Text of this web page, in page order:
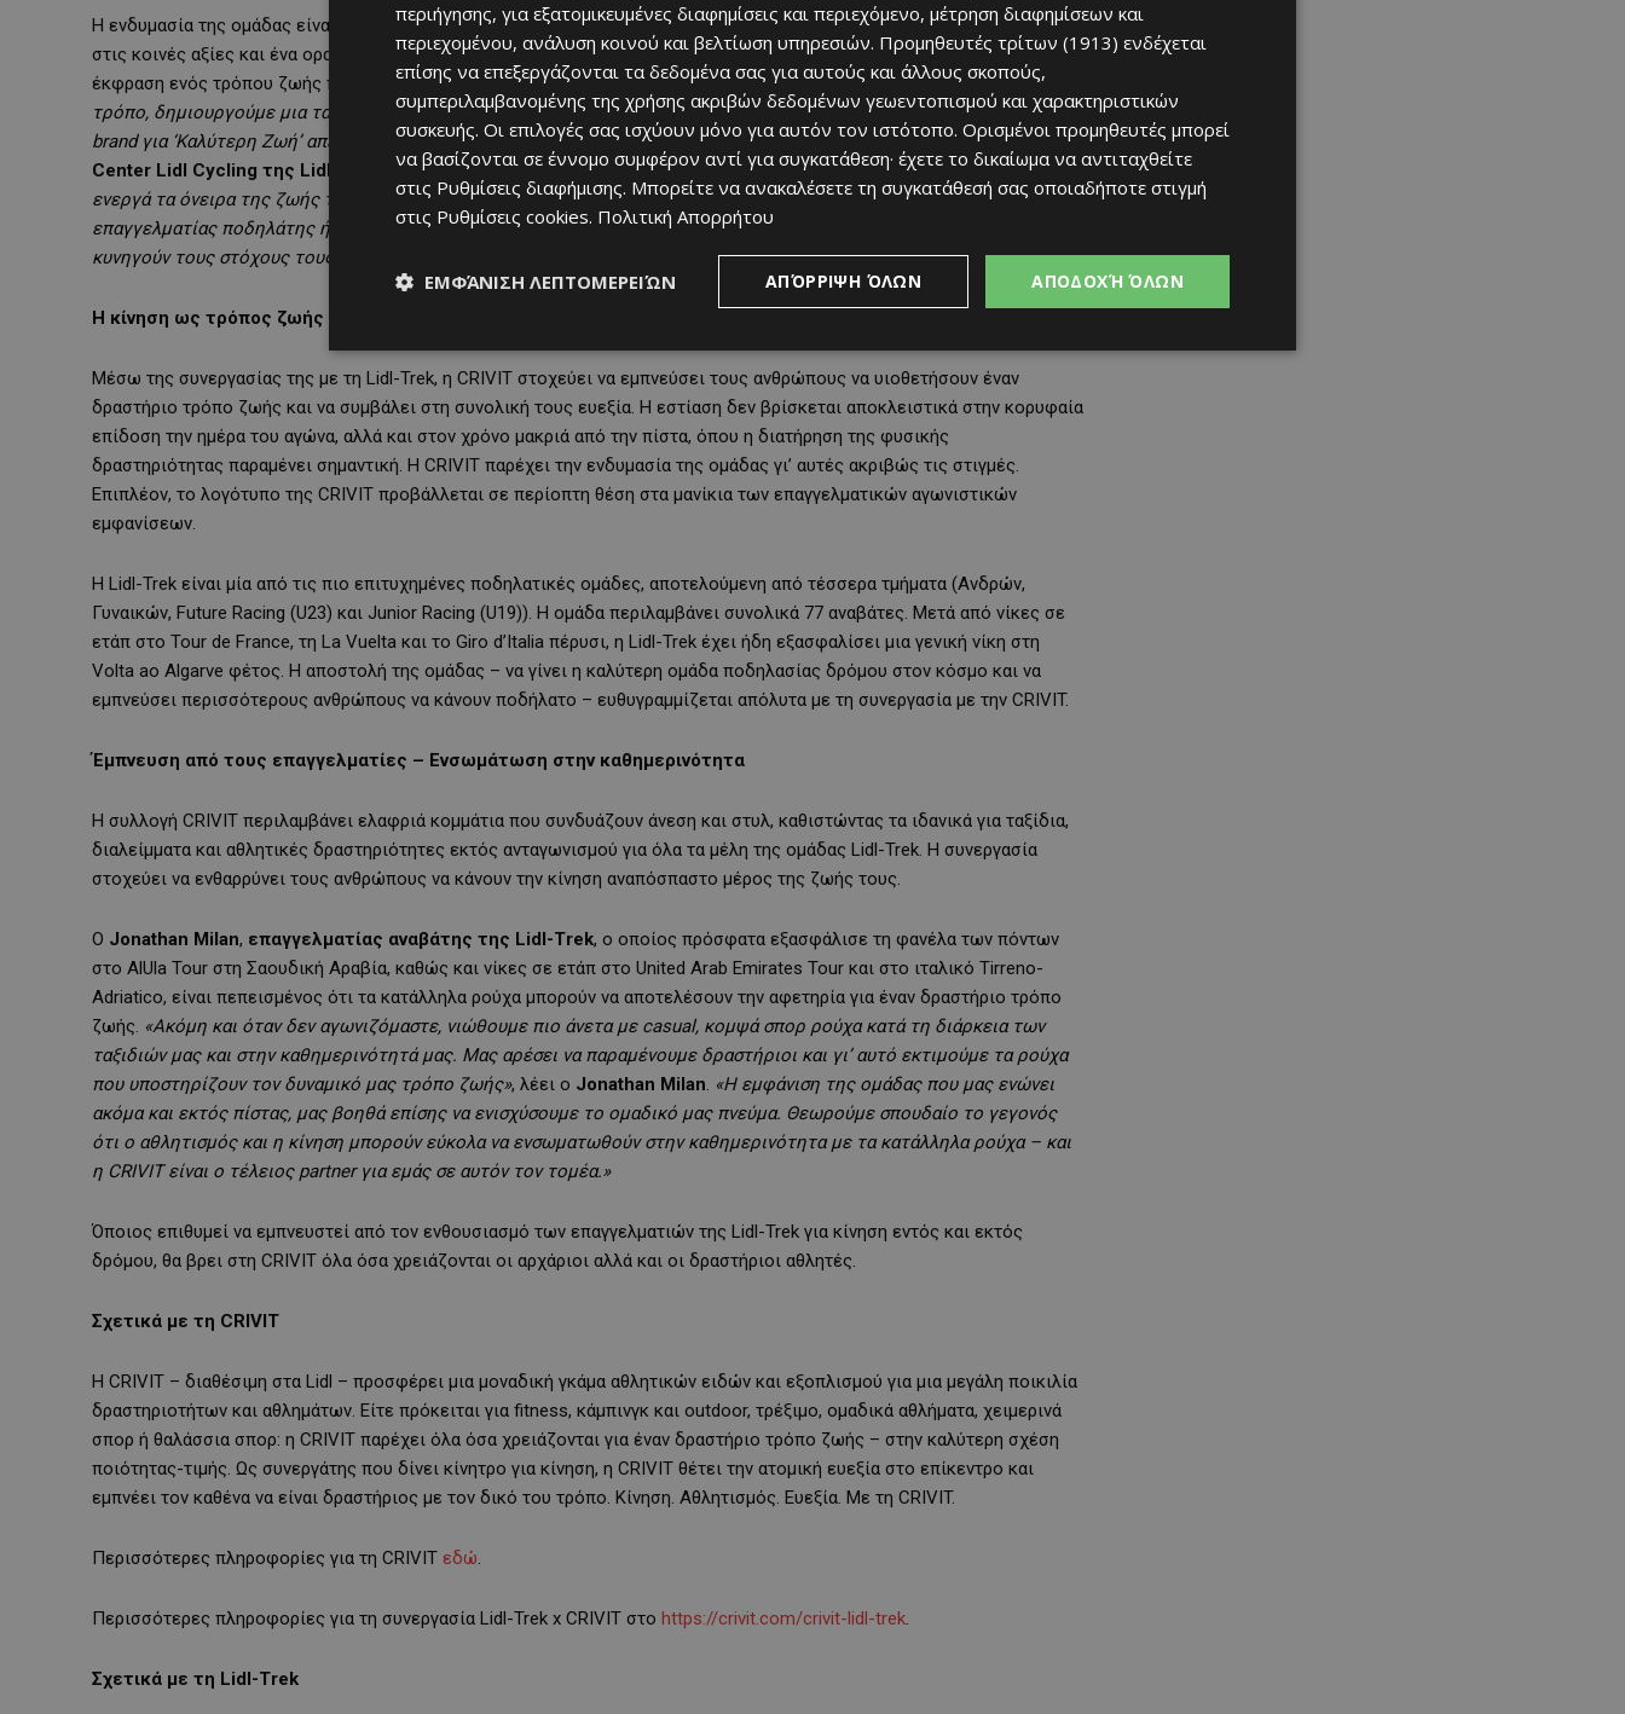
Η ενδυμασία της ομάδας είναι κάτι πολύ παραπάνω από χρηστικός εξοπλισμός – είναι μια συναισθηματική δέσμευση
στις κοινές αξίες και ένα ορατό σύμβολο ενότητας. Η συνεργασία μεταξύ της CRIVIT και της Lidl-Trek αποτελεί την
έκφραση ενός τρόπου ζωής που συνδυάζει την επίγνωση της υγιεινής διατροφής με τη χαρά της κίνησης. «Με αυτόν τον
τρόπο, δημιουργούμε μια ταυτότητα που εκτείνεται πολύ πέρα από την ποδηλασία και μεταφέρει την υπόσχεση του
brand για ‘Καλύτερη Ζωή’ απευθείας στην καθημερινότητα» , δηλώνει οThomas Rohregger,Head of Competence
Center Lidl Cycling της Lidl International.«Η CRIVIT είναι το συνδετικό στοιχείο για όλους όσοι διαμορφώνουν
ενεργά τα όνειρα της ζωής τους και τα πλαισιώνουν με έναν υγιεινό τρόπο ζωής. Δεν έχει σημασία αν είσαι
επαγγελματίας ποδηλάτης ή αν ασχολείσαι με άλλο άθλημα – ενώνει όλους όσοι μοιράζονται το ίδιο πνεύμα και
κυνηγούν τους στόχους τους με πάθος»
Η κίνηση ως τρόπος ζωής
Μέσω της συνεργασίας της με τη Lidl-Trek, η CRIVIT στοχεύει να εμπνεύσει τους ανθρώπους να υιοθετήσουν έναν
δραστήριο τρόπο ζωής και να συμβάλει στη συνολική τους ευεξία. Η εστίαση δεν βρίσκεται αποκλειστικά στην κορυφαία
επίδοση την ημέρα του αγώνα, αλλά και στον χρόνο μακριά από την πίστα, όπου η διατήρηση της φυσικής
δραστηριότητας παραμένει σημαντική. Η CRIVIT παρέχει την ενδυμασία της ομάδας γι’ αυτές ακριβώς τις στιγμές.
Επιπλέον, το λογότυπο της CRIVIT προβάλλεται σε περίοπτη θέση στα μανίκια των επαγγελματικών αγωνιστικών
εμφανίσεων.
Η Lidl-Trek είναι μία από τις πιο επιτυχημένες ποδηλατικές ομάδες, αποτελούμενη από τέσσερα τμήματα (Ανδρών,
Γυναικών, Future Racing (U23) και Junior Racing (U19)). Η ομάδα περιλαμβάνει συνολικά 77 αναβάτες. Μετά από νίκες σε
ετάπ στο Tour de France, τη La Vuelta και το Giro d’Italia πέρυσι, η Lidl-Trek έχει ήδη εξασφαλίσει μια γενική νίκη στη
Volta ao Algarve φέτος. Η αποστολή της ομάδας – να γίνει η καλύτερη ομάδα ποδηλασίας δρόμου στον κόσμο και να
εμπνεύσει περισσότερους ανθρώπους να κάνουν ποδήλατο – ευθυγραμμίζεται απόλυτα με τη συνεργασία με την CRIVIT.
Έμπνευση από τους επαγγελματίες – Ενσωμάτωση στην καθημερινότητα
Η συλλογή CRIVIT περιλαμβάνει ελαφριά κομμάτια που συνδυάζουν άνεση και στυλ, καθιστώντας τα ιδανικά για ταξίδια,
διαλείμματα και αθλητικές δραστηριότητες εκτός ανταγωνισμού για όλα τα μέλη της ομάδας Lidl-Trek. Η συνεργασία
στοχεύει να ενθαρρύνει τους ανθρώπους να κάνουν την κίνηση αναπόσπαστο μέρος της ζωής τους.
Ο Jonathan Milan, επαγγελματίας αναβάτης της Lidl-Trek, ο οποίος πρόσφατα εξασφάλισε τη φανέλα των πόντων
στο AlUla Tour στη Σαουδική Αραβία, καθώς και νίκες σε ετάπ στο United Arab Emirates Tour και στο ιταλικό Tirreno-
Adriatico, είναι πεπεισμένος ότι τα κατάλληλα ρούχα μπορούν να αποτελέσουν την αφετηρία για έναν δραστήριο τρόπο
ζωής. «Ακόμη και όταν δεν αγωνιζόμαστε, νιώθουμε πιο άνετα με casual, κομψά σπορ ρούχα κατά τη διάρκεια των
ταξιδιών μας και στην καθημερινότητά μας. Μας αρέσει να παραμένουμε δραστήριοι και γι’ αυτό εκτιμούμε τα ρούχα
που υποστηρίζουν τον δυναμικό μας τρόπο ζωής», λέει ο Jonathan Milan. «Η εμφάνιση της ομάδας που μας ενώνει
ακόμα και εκτός πίστας, μας βοηθά επίσης να ενισχύσουμε το ομαδικό μας πνεύμα. Θεωρούμε σπουδαίο το γεγονός
ότι ο αθλητισμός και η κίνηση μπορούν εύκολα να ενσωματωθούν στην καθημερινότητα με τα κατάλληλα ρούχα – και
η CRIVIT είναι ο τέλειος partner για εμάς σε αυτόν τον τομέα.»
Όποιος επιθυμεί να εμπνευστεί από τον ενθουσιασμό των επαγγελματιών της Lidl-Trek για κίνηση εντός και εκτός
δρόμου, θα βρει στη CRIVIT όλα όσα χρειάζονται οι αρχάριοι αλλά και οι δραστήριοι αθλητές.
Σχετικά με τη CRIVIT
Η CRIVIT – διαθέσιμη στα Lidl – προσφέρει μια μοναδική γκάμα αθλητικών ειδών και εξοπλισμού για μια μεγάλη ποικιλία
δραστηριοτήτων και αθλημάτων. Είτε πρόκειται για fitness, κάμπινγκ και outdoor, τρέξιμο, ομαδικά αθλήματα, χειμερινά
σπορ ή θαλάσσια σπορ: η CRIVIT παρέχει όλα όσα χρειάζονται για έναν δραστήριο τρόπο ζωής – στην καλύτερη σχέση
ποιότητας-τιμής. Ως συνεργάτης που δίνει κίνητρο για κίνηση, η CRIVIT θέτει την ατομική ευεξία στο επίκεντρο και
εμπνέει τον καθένα να είναι δραστήριος με τον δικό του τρόπο. Κίνηση. Αθλητισμός. Ευεξία. Με τη CRIVIT.
Περισσότερες πληροφορίες για τη CRIVIT εδώ.
Περισσότερες πληροφορίες για τη συνεργασία Lidl-Trek x CRIVIT στο https://crivit.com/crivit-lidl-trek.
Σχετικά με τη Lidl-Trek
περιήγησης, για εξατομικευμένες διαφημίσεις και περιεχόμενο, μέτρηση διαφημίσεων και
περιεχομένου, ανάλυση κοινού και βελτίωση υπηρεσιών. Προμηθευτές τρίτων (1913) ενδέχεται
επίσης να επεξεργάζονται τα δεδομένα σας για αυτούς και άλλους σκοπούς,
συμπεριλαμβανομένης της χρήσης ακριβών δεδομένων γεωεντοπισμού και χαρακτηριστικών
συσκευής. Οι επιλογές σας ισχύουν μόνο για αυτόν τον ιστότοπο. Ορισμένοι προμηθευτές μπορεί
να βασίζονται σε έννομο συμφέρον αντί για συγκατάθεση· έχετε το δικαίωμα να αντιταχθείτε
στις Ρυθμίσεις διαφήμισης. Μπορείτε να ανακαλέσετε τη συγκατάθεσή σας οποιαδήποτε στιγμή
στις Ρυθμίσεις cookies. Πολιτική Απορρήτου
ΑΠΟΔΟΧΉ ΌΛΩΝ
ΑΠΌΡΡΙΨΗ ΌΛΩΝ
ΕΜΦΆΝΙΣΗ ΛΕΠΤΟΜΕΡΕΙΏΝ